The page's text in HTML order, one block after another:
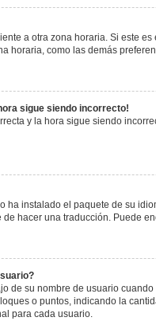
a otra zona horaria. Si este
horaria, como las demás
sigue siendo incorrecto!
y la hora sigue siendo
ha instalado el paquete de su
hacer una traducción. Puede
de su nombre de usuario
o puntos, indicando la
para cada usuario.